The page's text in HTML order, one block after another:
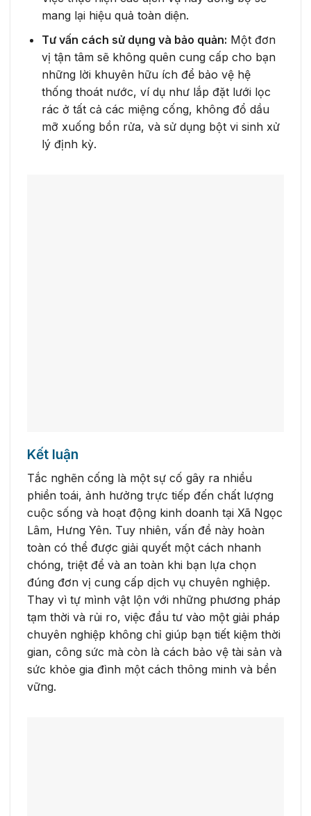
mang lại hiệu quả toàn diện.
Tư vấn cách sử dụng và bảo quản: Một đơn
vị tận tâm sẽ không quên cung cấp cho bạn
những lời khuyên hữu ích để bảo vệ hệ
thống thoát nước, ví dụ như lắp đặt lưới lọc
rác ở tất cả các miệng cống, không đổ dầu
mỡ xuống bồn rửa, và sử dụng bột vi sinh xử
lý định kỳ.
Kết luận
Tắc nghẽn cống là một sự cố gây ra nhiều
phiền toái, ảnh hưởng trực tiếp đến chất lượng
cuộc sống và hoạt động kinh doanh tại Xã Ngọc
Lâm, Hưng Yên. Tuy nhiên, vấn đề này hoàn
toàn có thể được giải quyết một cách nhanh
chóng, triệt để và an toàn khi bạn lựa chọn
đúng đơn vị cung cấp dịch vụ chuyên nghiệp.
Thay vì tự mình vật lộn với những phương pháp
tạm thời và rủi ro, việc đầu tư vào một giải pháp
chuyên nghiệp không chỉ giúp bạn tiết kiệm thời
gian, công sức mà còn là cách bảo vệ tài sản và
sức khỏe gia đình một cách thông minh và bền
vững.